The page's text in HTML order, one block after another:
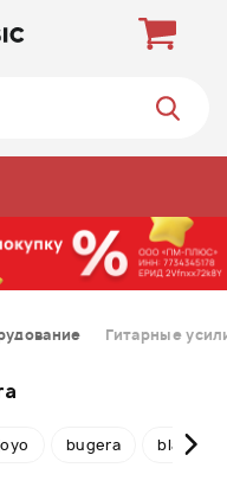
Гитарные
bugera